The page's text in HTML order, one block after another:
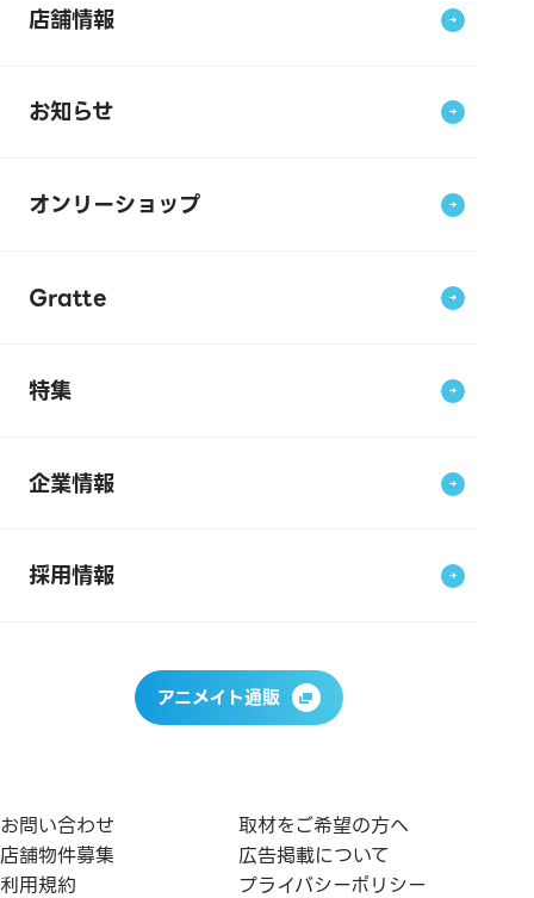
店舗情報
お知らせ
オンリーショップ
Gratte
特集
企業情報
採用情報
アニメイト通販
お問い合わせ
取材をご希望の方へ
店舗物件募集
広告掲載について
利用規約
プライバシーポリシー